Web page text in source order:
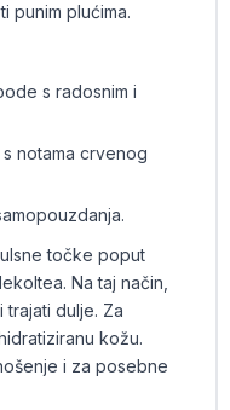
punim plućima.
s radosnim i
notama crvenog
točke poput
Na taj način,
trajati dulje. Za
kožu.
i za posebne